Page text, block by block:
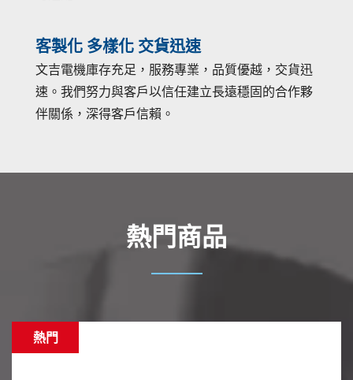
客製化 多樣化 交貨迅速
文吉電機庫存充足，服務專業，品質優越，交貨迅
速。我們努力與客戶以信任建立長遠穩固的合作夥
伴關係，深得客戶信賴。
熱門商品
熱門